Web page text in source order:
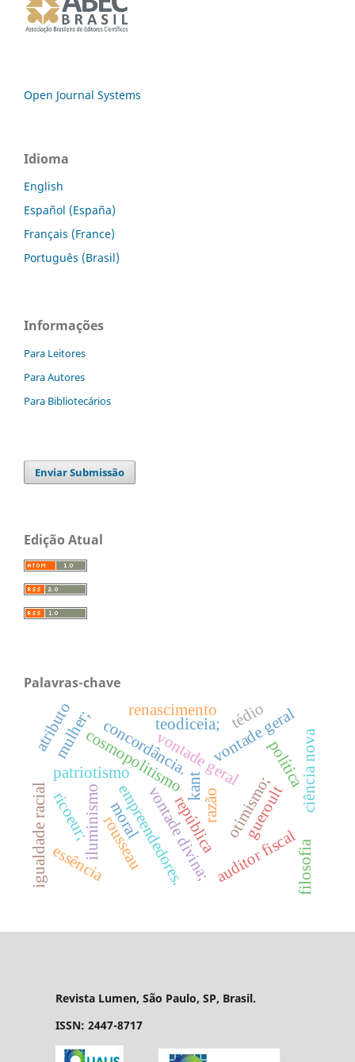
Open Journal Systems
Idioma
English
Español (España)
Français (France)
Português (Brasil)
Informações
Para Leitores
Para Autores
Para Bibliotecários
Enviar Submissão
Edição Atual
Palavras-chave
empreendedores.
concordância.
rousseau república
vontade geral
cosmopolitismo
patriotismo
vontade geral
teodiceia;
otimismo;
vontade divina; gueroult
auditor fiscal
iluminismo moral razão
renascimento
políticaciência nova
ricoeur;
mulher;
kant
atributo tédio
essência filosofia
igualdade racial
Revista Lumen, São Paulo, SP, Brasil.
ISSN: 2447-8717